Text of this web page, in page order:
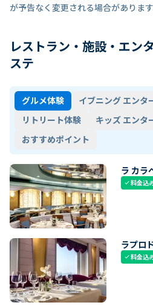
が予告なく変更される場合があります
レストラン・施設・エン
ステ
グルメ体験
イブニング エンタ
リトリート体験
キッズ エンタ
おすすめポイント
ラ カラ
check料金込
ラプロ
check料金込